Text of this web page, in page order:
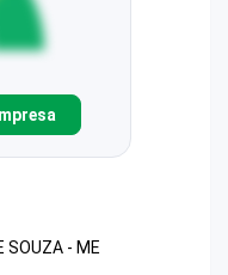
SOUZA - ME